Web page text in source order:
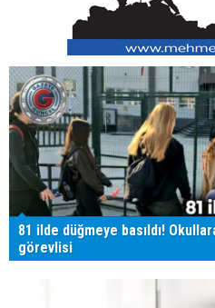
81 ilde düğmeye basıldı!
görevlisi